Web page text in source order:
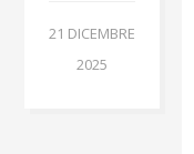
21 DICEMBRE
2025